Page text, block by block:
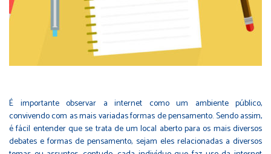
É importante observar a internet como um ambiente público,
convivendo com as mais variadas formas de pensamento. Sendo assim,
é fácil entender que se trata de um local aberto para os mais diversos
debates e formas de pensamento, sejam eles relacionadas a diversos